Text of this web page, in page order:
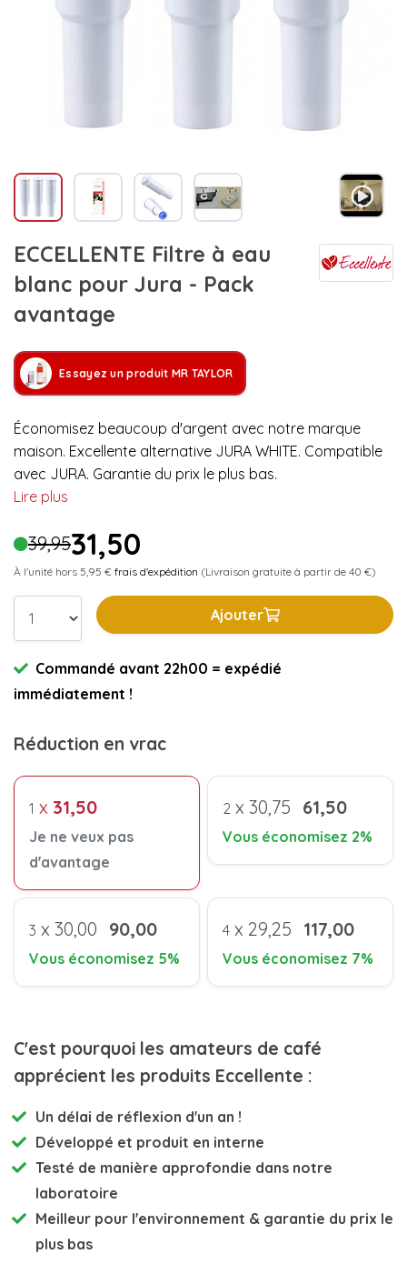
ECCELLENTE Filtre à eau
blanc pour Jura - Pack
avantage
Essayez un produit MR TAYLOR
Économisez beaucoup d'argent avec notre marque
maison. Excellente alternative JURA WHITE. Compatible
avec JURA. Garantie du prix le plus bas.
Lire plus
39,9531,50
À l'unité hors 5,95 € frais d'expédition (Livraison gratuite à partir de 40 €)
Ajouter
Commandé avant 22h00 = expédié
immédiatement !
Réduction en vrac
1 x 31,50
Je ne veux pas
d'avantage
2 x 30,75 61,50
Vous économisez 2%
3 x 30,00 90,00
Vous économisez 5%
4 x 29,25 117,00
Vous économisez 7%
C'est pourquoi les amateurs de café
apprécient les produits Eccellente :
Un délai de réflexion d'un an !
Développé et produit en interne
Testé de manière approfondie dans notre
laboratoire
Meilleur pour l'environnement & garantie du prix le
plus bas